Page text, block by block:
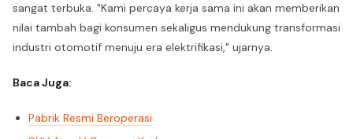
sangat terbuka. "Kami percaya kerja sama ini akan memberikan
nilai tambah bagi konsumen sekaligus mendukung transformasi
industri otomotif menuju era elektrifikasi," ujarnya.
Baca Juga:
Pabrik Resmi Beroperasi